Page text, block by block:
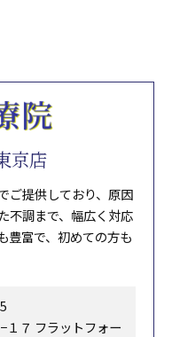
京店
ご提供しており、原因
不調まで、幅広く対応
豊富で、初めての方も
１７ フラットフォー